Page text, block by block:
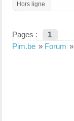
Hors ligne
Pages : 1
Pim.be » Forum »